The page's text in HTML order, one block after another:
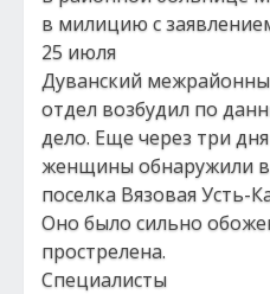
в милицию с
25 июля
Дуванский
отдел возбудил по
дело. Еще через три
женщины обнаружили в
поселка Вязовая Усть-
Оно было сильно
прострелена.
Специалисты